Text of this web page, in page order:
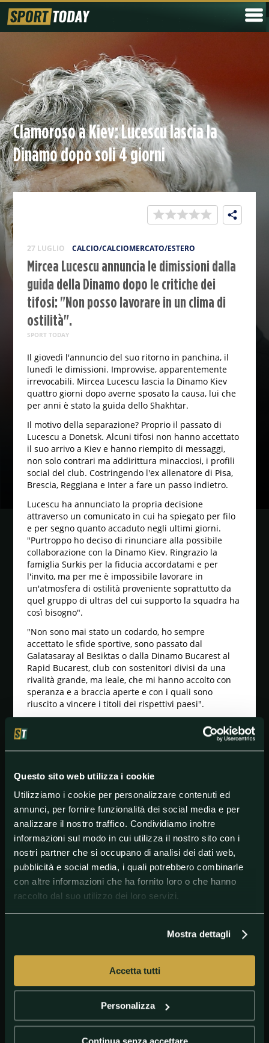
Questo sito web utilizza i cookie
Utilizziamo i cookie per personalizzare contenuti ed
annunci, per fornire funzionalità dei social media e per
analizzare il nostro traffico. Condividiamo inoltre
informazioni sul modo in cui utilizza il nostro sito con i
nostri partner che si occupano di analisi dei dati web,
pubblicità e social media, i quali potrebbero combinarle
con altre informazioni che ha fornito loro o che hanno
raccolto dal suo utilizzo dei loro servizi.
Mostra dettagli
Accetta tutti
Personalizza
Continua senza accettare
Clamoroso a Kiev: Lucescu lascia la
Dinamo dopo soli 4 giorni
27 LUGLIO CALCIO/CALCIOMERCATO/ESTERO
Mircea Lucescu annuncia le dimissioni dalla
guida della Dinamo dopo le critiche dei
tifosi: "Non posso lavorare in un clima di
ostilità".
SPORT TODAY
Il giovedì l'annuncio del suo ritorno in panchina, il
lunedì le dimissioni. Improvvise, apparentemente
irrevocabili. Mircea Lucescu lascia la Dinamo Kiev
quattro giorni dopo averne sposato la causa, lui che
per anni è stato la guida dello Shakhtar.
Il motivo della separazione? Proprio il passato di
Lucescu a Donetsk. Alcuni tifosi non hanno accettato
il suo arrivo a Kiev e hanno riempito di messaggi,
non solo contrari ma addirittura minacciosi, i profili
social del club. Costringendo l'ex allenatore di Pisa,
Brescia, Reggiana e Inter a fare un passo indietro.
Lucescu ha annunciato la propria decisione
attraverso un comunicato in cui ha spiegato per filo
e per segno quanto accaduto negli ultimi giorni.
"Purtroppo ho deciso di rinunciare alla possibile
collaborazione con la Dinamo Kiev. Ringrazio la
famiglia Surkis per la fiducia accordatami e per
l'invito, ma per me è impossibile lavorare in
un'atmosfera di ostilità proveniente soprattutto da
quel gruppo di ultras del cui supporto la squadra ha
così bisogno".
"Non sono mai stato un codardo, ho sempre
accettato le sfide sportive, sono passato dal
Galatasaray al Besiktas o dalla Dinamo Bucarest al
Rapid Bucarest, club con sostenitori divisi da una
rivalità grande, ma leale, che mi hanno accolto con
speranza e a braccia aperte e con i quali sono
riuscito a vincere i titoli dei rispettivi paesi".
"Non posso accettare che i miei tifosi agiscano
contro gli interessi del club. Pensavo che fosse
squadra al livello a cui la tradizione e la storia di
"Il mio arrivo alla Dinamo Kiev non aveva nulla a che
fare con il valore del contratto. I soldi erano la mia
ultima preoccupazione. Volevo tornare al calcio, in
Ucraina, dove ho provato tanta soddisfazione, per
rientrare in quell'atmosfera così eccitante e
imprevedibile che è il calcio. L'ho fatto con
entusiasmo, con piena fiducia nel potenziale dei
giovani giocatori ucraini, molti dei quali nel giro delle
nazionali. Volevo una competizione come era anni fa,
per elettrificare i sostenitori. L'Ucraina lo merita".
Lucescu, a meno di ripensamenti, non rimpiazzerà
dunque l'ex sampdoriano Oleksiy Mykhaylychenko
sulla panchina della Dinamo Kiev. Che ora, per
contrastare quello Shakhtar che per anni ha avuto il
allenatore.
#MirceaLucescu